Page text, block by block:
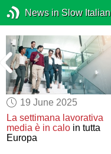
News in Slow Italian
19 June 2025
La settimana lavorativa
media è in calo in tutta
Europa